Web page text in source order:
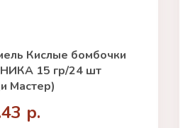
Кислые бомбочки
15 гр/24 шт
Мастер)
р.